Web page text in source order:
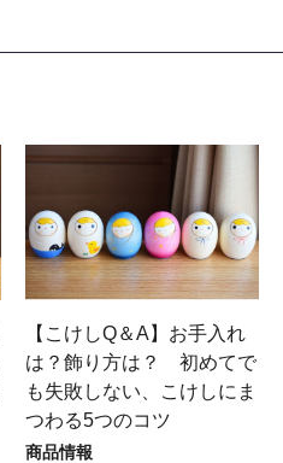
【こけしQ＆A】お手入れ
は？飾り方は？ 初めてで
も失敗しない、こけしにま
つわる5つのコツ
商品情報